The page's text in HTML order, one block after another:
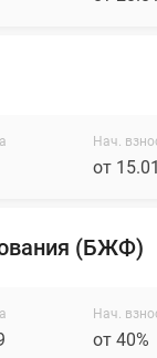
Нач.
от
(БЖФ)
Нач.
от 40%